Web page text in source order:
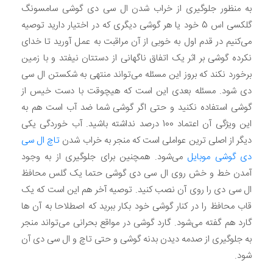
به منظور جلوگیری از خراب شدن ال سی دی گوشی سامسونگ
گلکسی اس 5 خود یا هر گوشی دیگری که در اختیار دارید توصیه
می‌کنیم در قدم اول به خوبی از آن مراقبت به عمل آورید تا خدای
نکرده گوشی بر اثر یک اتفاق ناگهانی از دستتان نیفتد و با زمین
برخور‌د نکند که بروز این مسئله می‌تواند منتهی به شکستن ال سی
دی شود. مسئله بعدی این است که هیچوقت با دست خیس از
گوشی استفاده نکنید و حتی اگر گوشی شما ضد آب است هم به
این ویژگی آن اعتماد 100 درصد نداشته باشید. آب خوردگی یکی
دیگر از اصلی ترین عواملی است که منجر به خراب شدن تاچ ال سی
دی گوشی موبایل می‌شود. همچنین برای جلوگیری از به وجود
آمدن خط و خش روی ال سی دی گوشی حتما یک گلس محافظ
ال سی دی را روی آن نصب کنید. توصیه آخر هم این است که یک
قاب محافظ را در کنار گوشی خود بکار ببرید که اصطلاحا به آن ها
گارد هم گفته می‌شود. گارد گوشی در مواقع بحرانی می‌تواند منجر
به جلوگیری از صدمه دیدن بدنه گوشی و حتی تاچ و ال سی دی آن
شود.